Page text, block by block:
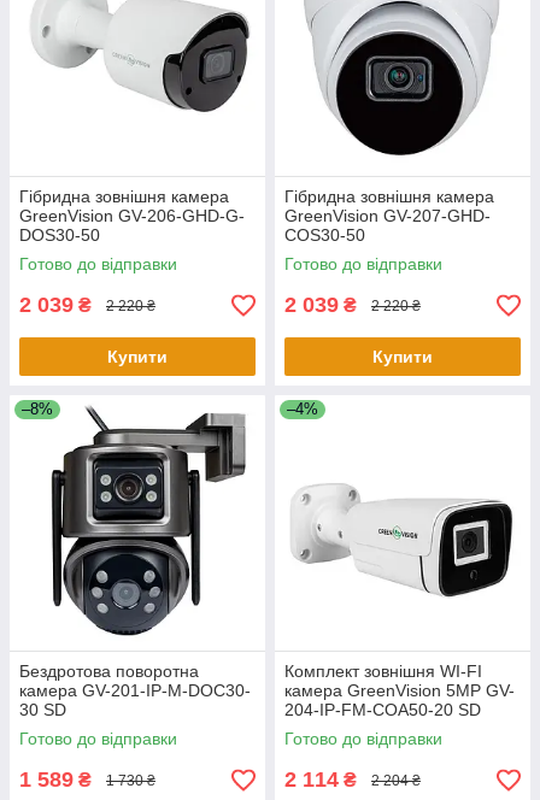
Гібридна зовнішня камера
GreenVision GV-206-GHD-G-
DOS30-50
Готово до відправки
2 039 ₴ 2 220 ₴
Купити
Гібридна зовнішня камера
GreenVision GV-207-GHD-
COS30-50
Готово до відправки
2 039 ₴ 2 220 ₴
Купити
–8%
Бездротова поворотна
камера GV-201-IP-M-DOС30-
30 SD
Готово до відправки
1 589 ₴ 1 730 ₴
–4%
Комплект зовнішня WI-FI
камера GreenVision 5МР GV-
204-IP-FM-COA50-20 SD
(Lite) (з блоком живлення)
Готово до відправки
2 114 ₴ 2 204 ₴